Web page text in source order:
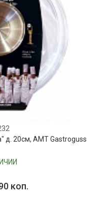
д. 20см, AMT Gastroguss
коп.